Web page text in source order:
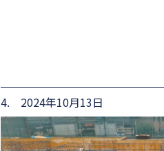
4. 2024年10月13日